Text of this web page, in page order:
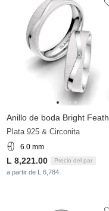
Plata 925 & Circonita
6.0 mm
L 8,221.00 Precio del par
a partir de L 6,784